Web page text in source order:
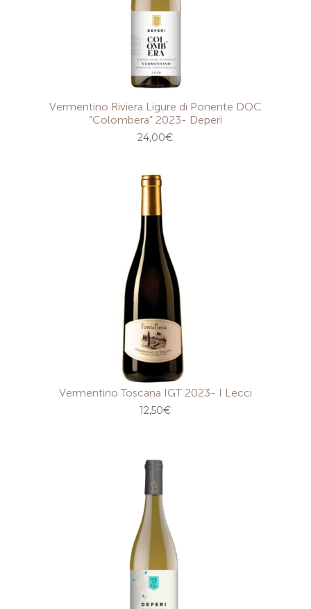
Vermentino Riviera Ligure di Ponente DOC
“Colombera” 2023- Deperi
24,00€
Vermentino Toscana IGT 2023- I Lecci
12,50€